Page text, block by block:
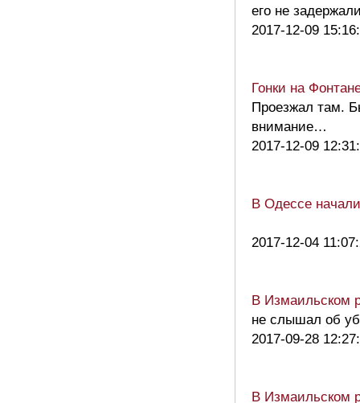
его не
2017-12-09
Гонки на
Проезжал там.
внимание…
2017-12-09
В Одессе
2017-12-04
В Измаильском
не слышал об
2017-09-28
В Измаильском